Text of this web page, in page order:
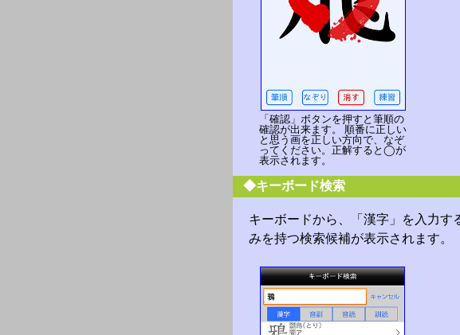
「確認」ボタンを押すと筆順の
確認が出来ます。 順番に正しい
と思う画を正しい方向で、なぞ
ってください。正解すると◯が
表示されます。
◆キーボード検索
キーボードから、「漢字」を入力す
みを持つ検索候補が表示されます。